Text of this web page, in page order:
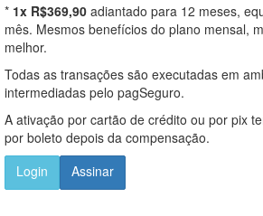
* 1x R$369,90 adiantado para 12 meses,
mês. Mesmos benefícios do plano mensal,
melhor.
Todas as transações são executadas em
intermediadas pelo pagSeguro.
A ativação por cartão de crédito ou por pix
por boleto depois da compensação.
Login
Assinar